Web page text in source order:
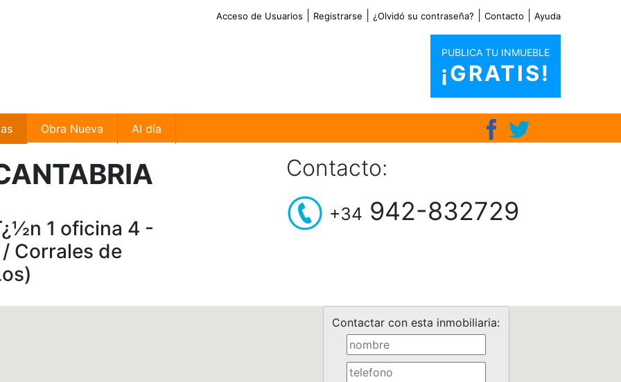
Acceso de Usuarios Registrarse ¿Olvidó su contraseña? Contacto Ayuda
PUBLICA TU INMUEBLE
¡GRATIS!
Obra Nueva Al día
1 oficina 4 -
Corrales de
Contacto:
+34 942-832729
Contactar con esta inmobiliaria: